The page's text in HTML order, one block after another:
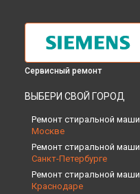
Сервисный ремонт
ВЫБЕРИ СВОЙ ГОРОД
Ремонт стиральной
Москве
Ремонт стиральной
Санкт-Петербурге
Ремонт стиральной
Краснодаре